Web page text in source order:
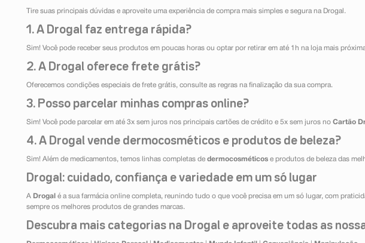
Tire suas principais dúvidas e aproveite uma experiência de compra mais simples e segura na Drogal.
1. A Drogal faz entrega rápida?
Sim! Você pode receber seus produtos em poucas horas ou optar por retirar em até 1h na loja mais
2. A Drogal oferece frete grátis?
Oferecemos condições especiais de frete grátis, consulte as regras na finalização da sua compra.
3. Posso parcelar minhas compras online?
Sim! Você pode parcelar em até 3x sem juros nos principais cartões de crédito e 5x sem juros no Cartão
4. A Drogal vende dermocosméticos e produtos de beleza?
Sim! Além de medicamentos, temos linhas completas de dermocosméticos e produtos de beleza das
Drogal: cuidado, confiança e variedade em um só lugar
A Drogal é a sua farmácia online completa, reunindo tudo o que você precisa em um só lugar, com
sempre os melhores produtos de grandes marcas.
Descubra mais categorias na Drogal e aproveite todas as